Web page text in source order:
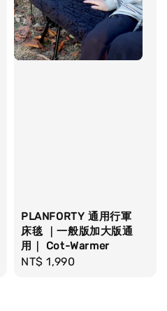
PLANFORTY 通用行軍
床毯 ｜一般版加大版通
用｜ Cot-Warmer
Regular
NT$ 1,990